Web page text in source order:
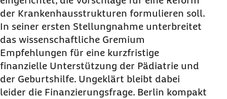
der Krankenhausstrukturen formulieren soll.
In seiner ersten Stellungnahme unterbreitet
das wissenschaftliche Gremium
Empfehlungen für eine kurzfristige
finanzielle Unterstützung der Pädiatrie und
der Geburtshilfe. Ungeklärt bleibt dabei
leider die Finanzierungsfrage. Berlin kompakt